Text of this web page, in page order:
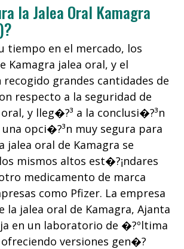
la Jalea Oral Kamagra
tiempo en el mercado, los
Kamagra jalea oral, y el
grandes cantidades de
respecto a la seguridad de
y lleg�?³ a la conclusi�?³n
opci�?³n muy segura para
jalea oral de Kamagra se
mismos altos est�?¡ndares
medicamento de marca
como Pfizer. La empresa
la jalea oral de Kamagra, Ajanta
en un laboratorio de �?ºltima
versiones gen�?